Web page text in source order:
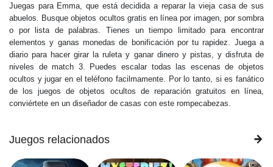
Juegas para Emma, que está decidida a reparar la vieja casa de sus
abuelos. Busque objetos ocultos gratis en línea por imagen, por sombra
o por lista de palabras. Tienes un tiempo limitado para encontrar
elementos y ganas monedas de bonificación por tu rapidez. Juega a
diario para hacer girar la ruleta y ganar dinero y pistas, y disfruta de
niveles de match 3. Puedes escalar todas las escenas de objetos
ocultos y jugar en el teléfono facilmamente. Por lo tanto, si es fanático
de los juegos de objetos ocultos de reparación gratuitos en línea,
conviértete en un diseñador de casas con este rompecabezas.
Juegos relacionados